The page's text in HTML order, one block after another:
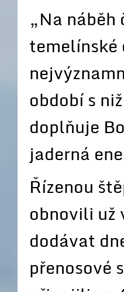
„Na
temelínské
období s
doplňuje
jaderná
Řízenou
obnovili už
dodávat
přenosové